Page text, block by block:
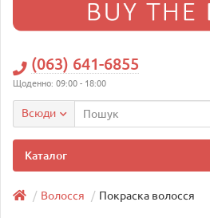
(063) 641-6855
Щоденно: 09:00 - 18:00
Всюди
Каталог
Волосся Покраска волосся